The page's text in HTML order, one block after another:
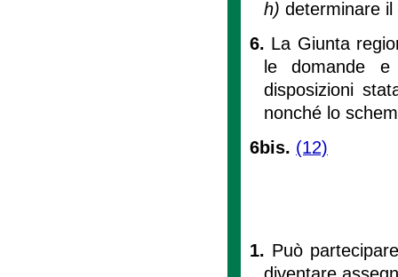
h) determinare il
6. La Giunta
le domande e
disposizioni
nonché lo
6bis. (12)
1. Può